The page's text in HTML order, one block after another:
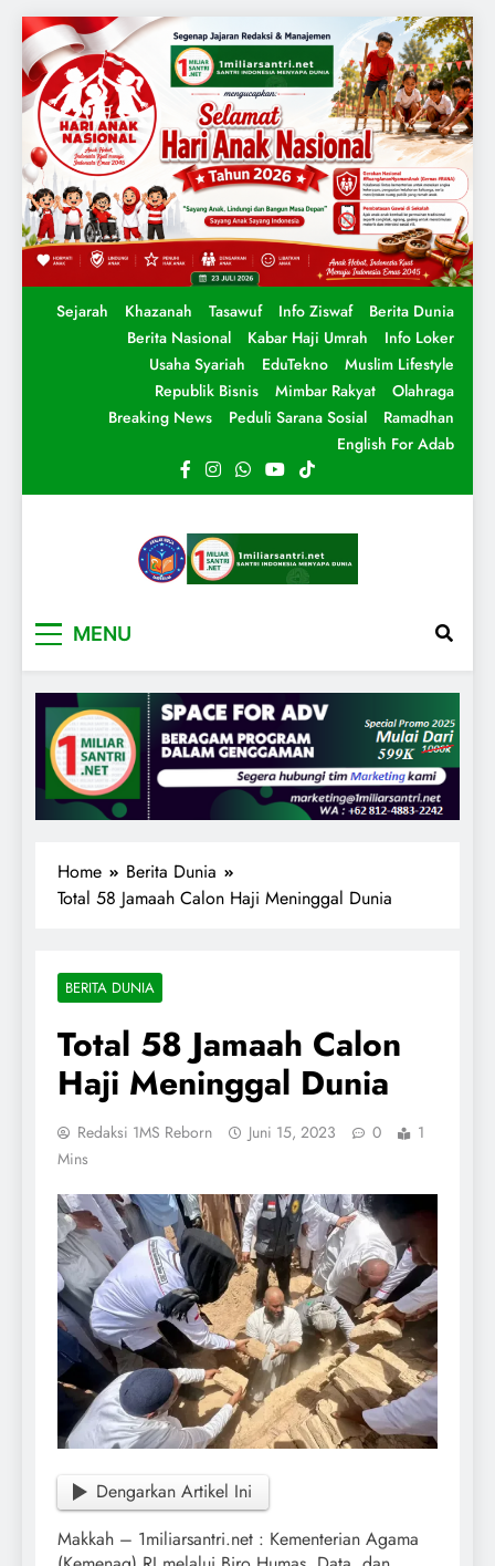
Sejarah Khazanah Tasawuf Info Ziswaf
Berita Dunia
Berita Nasional
Kabar Haji Umrah
Info Loker
Usaha Syariah
EduTekno
Muslim Lifestyle
Republik Bisnis
Mimbar Rakyat
Olahraga
Breaking News
Peduli Sarana Sosial
Ramadhan
English For Adab
MENU
Home
Berita Dunia
Total 58 Jamaah Calon Haji Meninggal Dunia
BERITA DUNIA
Total 58 Jamaah Calon
Haji Meninggal Dunia
Redaksi 1MS Reborn Juni 15, 2023 0
1
Mins
Dengarkan Artikel Ini
Makkah – 1miliarsantri.net : Kementerian Agama